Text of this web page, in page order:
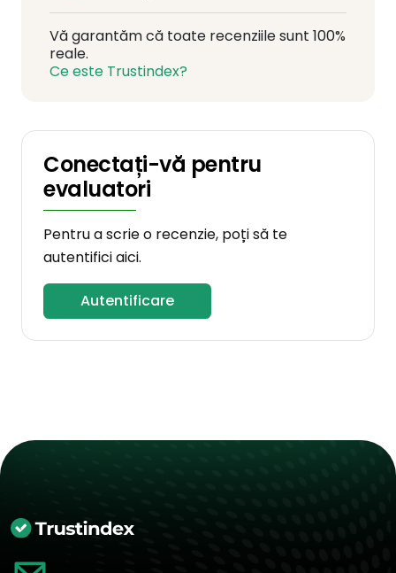
Vă garantăm că toate recenziile sunt 100%
reale.
Ce este Trustindex?
Conectați-vă pentru
evaluatori
Pentru a scrie o recenzie, poți să te
autentifici aici.
Autentificare